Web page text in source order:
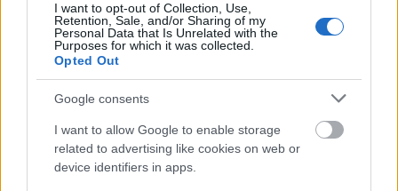
I want to opt-out of Collection, Use,
Retention, Sale, and/or Sharing of my
Personal Data that Is Unrelated with the
Purposes for which it was collected.
Opted Out
Google consents
I want to allow Google to enable storage
related to advertising like cookies on web or
device identifiers in apps.
adams-i véletlen folytán odakerült egy, gyorsabban
esett ki, mint Pákó a Legyen ön is milliomosból.
A harmadik képről azonnal a Belga egyik számának
az idevágó sora jutott eszembe, amely így hangzik:
"Az arca a baj, az arc a baj."